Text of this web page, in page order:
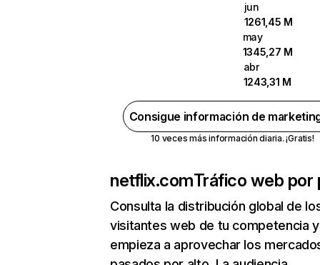
jun
1261,45 M
may
1345,27 M
abr
1243,31 M
Consigue información de
10 veces más información diaria. ¡Gratis!
netflix.comTráfico web por
Consulta la distribución global de
visitantes web de tu competencia y
empieza a aprovechar los